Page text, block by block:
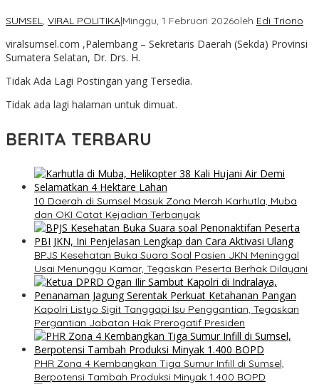
SUMSEL, VIRAL POLITIKA|Minggu, 1 Februari 2026oleh Edi Triono
viralsumsel.com ,Palembang – Sekretaris Daerah (Sekda) Provinsi
Sumatera Selatan, Dr. Drs. H.
Tidak Ada Lagi Postingan yang Tersedia.
Tidak ada lagi halaman untuk dimuat.
BERITA TERBARU
10 Daerah di Sumsel Masuk Zona Merah Karhutla, Muba
dan OKI Catat Kejadian Terbanyak
BPJS Kesehatan Buka Suara Soal Pasien JKN Meninggal
Usai Menunggu Kamar, Tegaskan Peserta Berhak Dilayani
Kapolri Listyo Sigit Tanggapi Isu Penggantian, Tegaskan
Pergantian Jabatan Hak Prerogatif Presiden
PHR Zona 4 Kembangkan Tiga Sumur Infill di Sumsel,
Berpotensi Tambah Produksi Minyak 1.400 BOPD